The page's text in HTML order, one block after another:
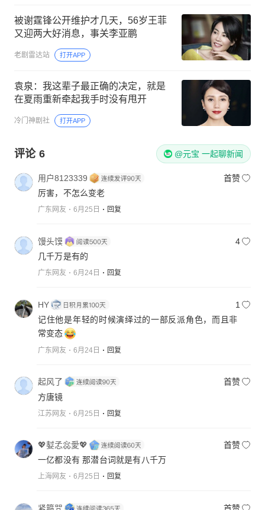
被谢霆锋公开维护才几天，56岁王菲
又迎两大好消息，事关李亚鹏
老剧雷达站 打开APP
袁泉：我这辈子最正确的决定，就是
在夏雨重新牵起我手时没有甩开
冷门神剧社 打开APP
评论 6 @元宝 一起聊新闻
用户8123339
首赞
厉害，不怎么变老
广东网友 6月25日 回复
馒头馍
4
几千万是有的
广东网友 6月24日 回复
HY
1
记住他是年轻的时候演绎过的一部反派角色，而且非
常变态
广东网友 6月24日 回复
起风了
首赞
方唐镜
江苏网友 6月25日 回复
💖㜂孞惢愛💖
首赞
一亿都没有 那潜台词就是有八千万
上海网友 6月25日 回复